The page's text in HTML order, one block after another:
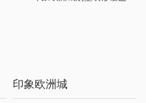
印象欧洲城